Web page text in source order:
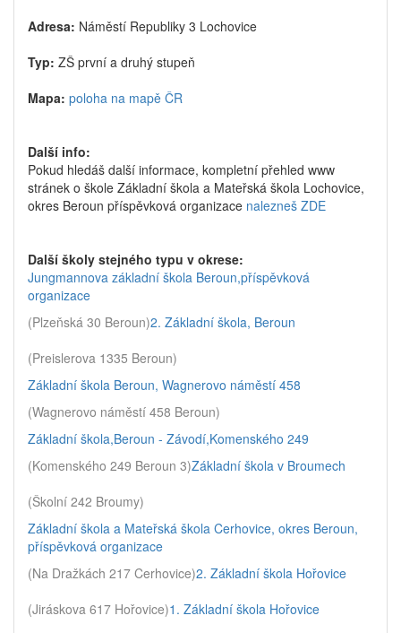
Adresa: Náměstí Republiky 3 Lochovice
Typ: ZŠ první a druhý stupeň
Mapa: poloha na mapě ČR
Další info:
Pokud hledáš další informace, kompletní přehled www
stránek o škole Základní škola a Mateřská škola Lochovice,
okres Beroun příspěvková organizace nalezneš ZDE
Další školy stejného typu v okrese:
Jungmannova základní škola Beroun,příspěvková
organizace
(Plzeňská 30 Beroun)2. Základní škola, Beroun
(Preislerova 1335 Beroun)
Základní škola Beroun, Wagnerovo náměstí 458
(Wagnerovo náměstí 458 Beroun)
Základní škola,Beroun - Závodí,Komenského 249
(Komenského 249 Beroun 3)Základní škola v Broumech
(Školní 242 Broumy)
Základní škola a Mateřská škola Cerhovice, okres Beroun,
příspěvková organizace
(Na Dražkách 217 Cerhovice)2. Základní škola Hořovice
(Jiráskova 617 Hořovice)1. Základní škola Hořovice